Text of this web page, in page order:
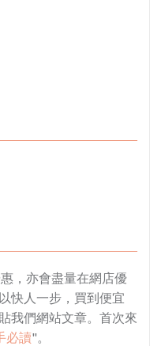
，亦會盡量在網店優
快人一步，買到便宜
我們網站文章。首次來
必讀"。